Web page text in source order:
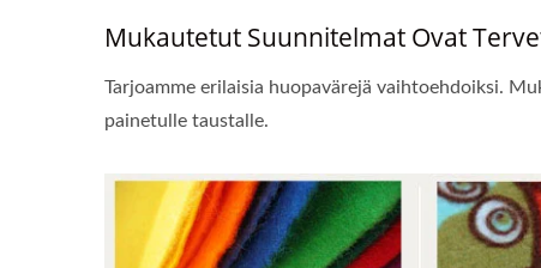
Mukautetut Suunnitelmat Ovat
Tarjoamme erilaisia huopavärejä vaihtoehdoiksi.
painetulle taustalle.